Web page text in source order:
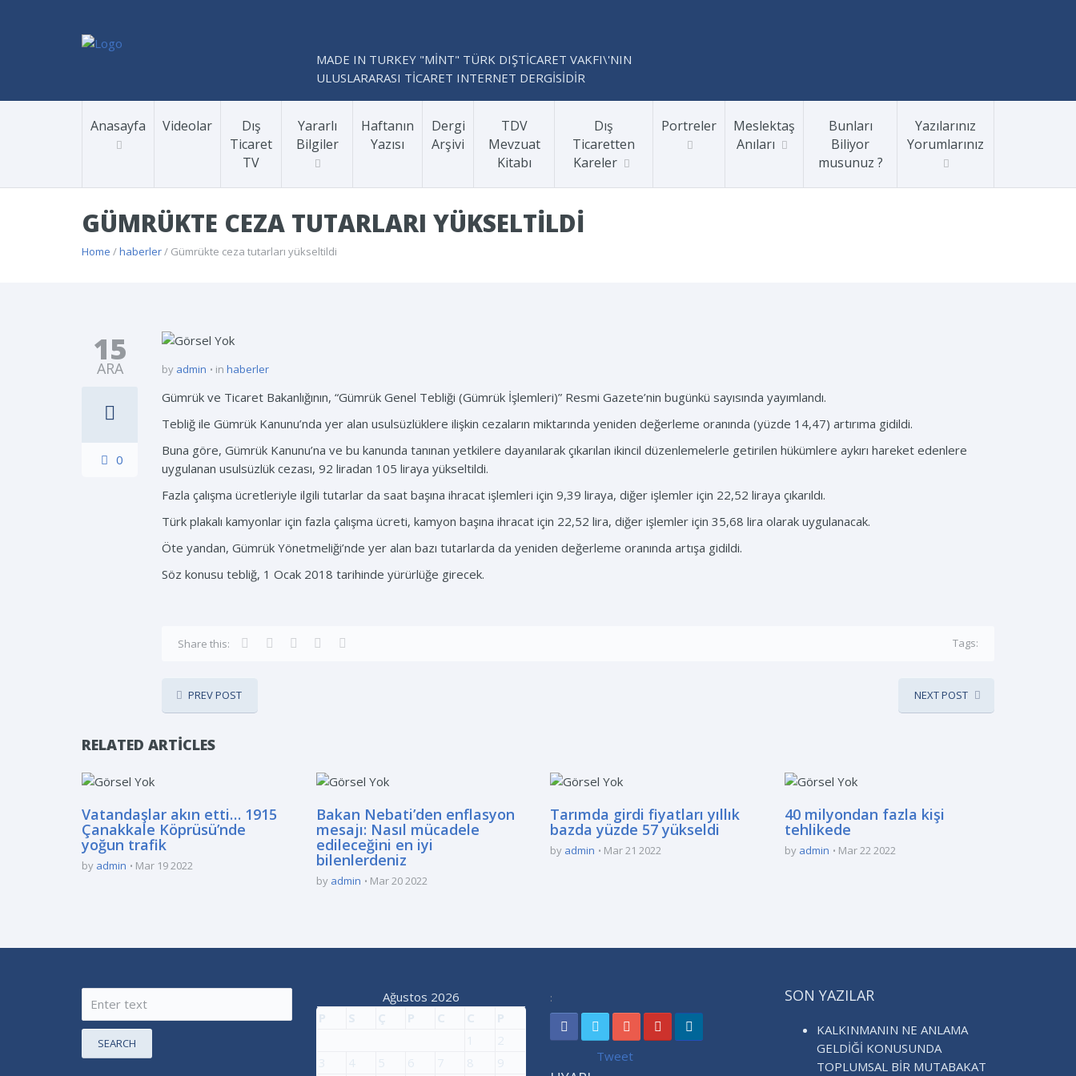
MADE IN TURKEY "MİNT" TÜRK DIŞTİCARET VAKFI\'NIN
ULUSLARARASI TİCARET INTERNET DERGİSİDİR
Anasayfa Videolar
Dış
Ticaret
TV
Yararlı
Bilgiler
Haftanın
Yazısı
Dergi
Arşivi
TDV
Mevzuat
Kitabı
Dış
Ticaretten
Kareler
Portreler
Meslektaş
Anıları
Bunları
Biliyor
musunuz ?
Yazılarınız
Yorumlarınız
GÜMRÜKTE CEZA TUTARLARI YÜKSELTILDI
Home /haberler/ Gümrükte ceza tutarları yükseltildi
15
ARA
0
by admin in haberler
Gümrük ve Ticaret Bakanlığının, “Gümrük Genel Tebliği (Gümrük İşlemleri)” Resmi Gazete’nin bugünkü sayısında yayımlandı.
Tebliğ ile Gümrük Kanunu’nda yer alan usulsüzlüklere ilişkin cezaların miktarında yeniden değerleme oranında (yüzde 14,47) artırıma gidildi.
Buna göre, Gümrük Kanunu’na ve bu kanunda tanınan yetkilere dayanılarak çıkarılan ikincil düzenlemelerle getirilen hükümlere aykırı hareket edenlere
uygulanan usulsüzlük cezası, 92 liradan 105 liraya yükseltildi.
Fazla çalışma ücretleriyle ilgili tutarlar da saat başına ihracat işlemleri için 9,39 liraya, diğer işlemler için 22,52 liraya çıkarıldı.
Türk plakalı kamyonlar için fazla çalışma ücreti, kamyon başına ihracat için 22,52 lira, diğer işlemler için 35,68 lira olarak uygulanacak.
Öte yandan, Gümrük Yönetmeliği’nde yer alan bazı tutarlarda da yeniden değerleme oranında artışa gidildi.
Söz konusu tebliğ, 1 Ocak 2018 tarihinde yürürlüğe girecek.
Share this: Tags:
PREV POST NEXT POST
RELATED ARTICLES
Vatandaşlar akın etti… 1915
Çanakkale Köprüsü’nde
yoğun trafik
by admin Mar 19 2022
Bakan Nebati’den enflasyon
mesajı: Nasıl mücadele
edileceğini en iyi
bilenlerdeniz
by admin Mar 20 2022
Tarımda girdi fiyatları yıllık
bazda yüzde 57 yükseldi
by admin Mar 21 2022
40 milyondan fazla kişi
tehlikede
by admin Mar 22 2022
SEARCH
Ağustos 2026
P
S Ç P C C
P
1
2
3
4 5 6 7 8 9
:
Tweet
SON YAZILAR
KALKINMANIN NE ANLAMA
GELDİĞİ KONUSUNDA
TOPLUMSAL BİR MUTABAKAT